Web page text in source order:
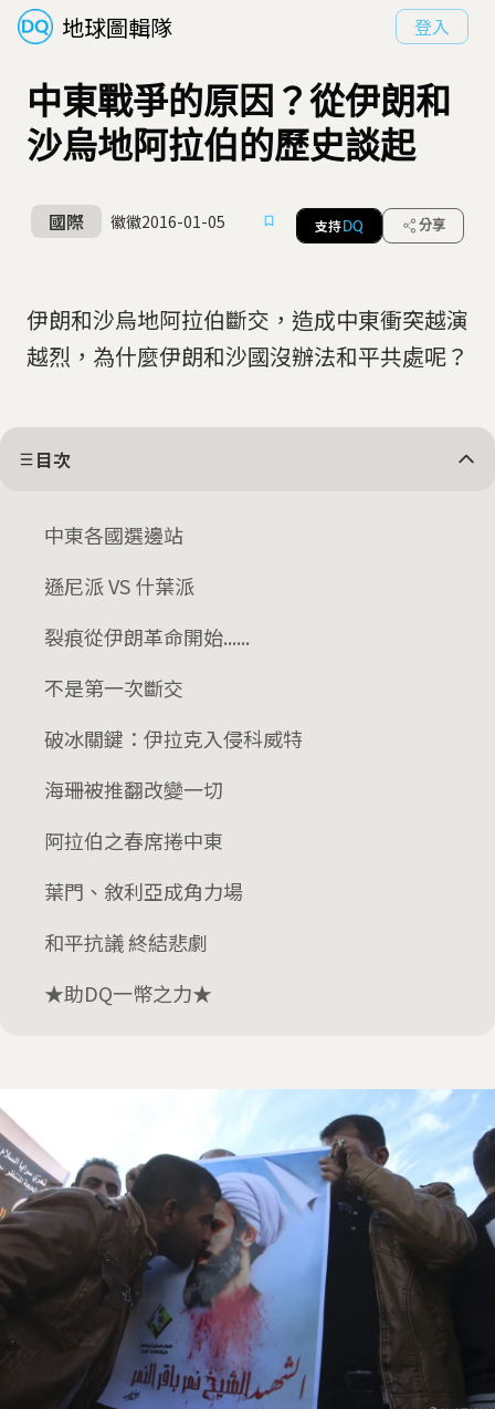
地球圖輯隊 登入
中東戰爭的原因？從伊朗和
沙烏地阿拉伯的歷史談起
國際 徽徽2016-01-05 支持 DQ 分享
伊朗和沙烏地阿拉伯斷交，造成中東衝突越演
越烈，為什麼伊朗和沙國沒辦法和平共處呢？
目次
中東各國選邊站
遜尼派 VS 什葉派
裂痕從伊朗革命開始......
​​​​​​​​​​​​​​不是第一次斷交
​​​​​​​​​​​​​​破冰關鍵：伊拉克入侵科威特
海珊被推翻改變一切
阿拉伯之春席捲中東
葉門、敘利亞成角力場
​​​​​​​​​​​​​​​​​​​​​​​​​​​​和平抗議 終結悲劇
★助DQ一幣之力★